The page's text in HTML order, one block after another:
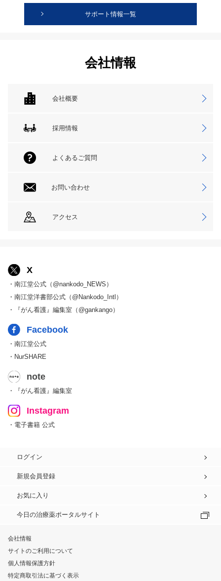
サポート情報一覧
会社情報
会社概要
採用情報
よくあるご質問
お問い合わせ
アクセス
X
・南江堂公式（@nankodo_NEWS）
・南江堂洋書部公式（@Nankodo_Intl）
・『がん看護』編集室（@gankango）
Facebook
・南江堂公式
・NurSHARE
note
・『がん看護』編集室
Instagram
・電子書籍 公式
ログイン
新規会員登録
お気に入り
今日の治療薬ポータルサイト
会社情報
サイトのご利用について
個人情報保護方針
特定商取引法に基づく表示